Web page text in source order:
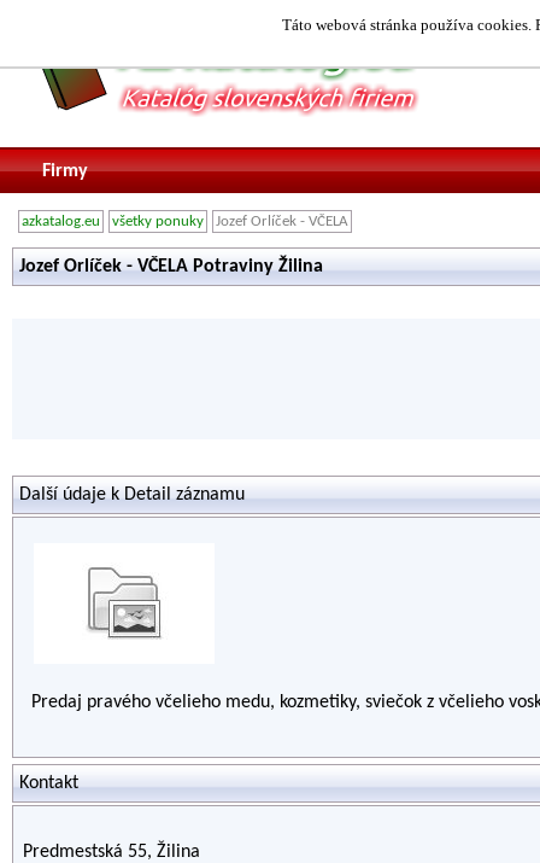
Táto webová stránka používa
Firmy
azkatalog.eu všetky ponuky Jozef Orlíček - VČELA
Jozef Orlíček - VČELA Potraviny Žilina
Další údaje k Detail záznamu
Predaj pravého včelieho medu, kozmetiky, sviečok z včelieho
Kontakt
Predmestská 55, Žilina